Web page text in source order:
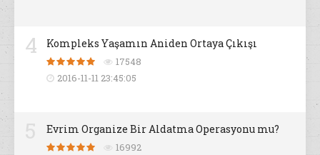
4 Kompleks Yaşamın Aniden Ortaya Çıkışı
17548
2016-11-11 23:45:05
Evrim Organize Bir Aldatma Operasyonu mu?
16992